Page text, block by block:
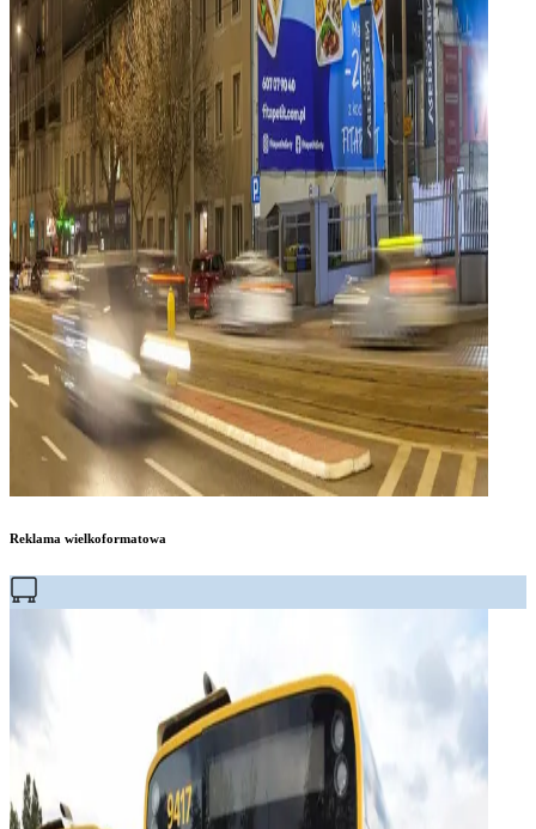
Reklama wielkoformatowa